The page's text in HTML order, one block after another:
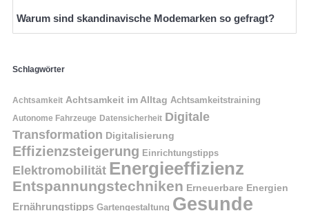
Warum sind skandinavische Modemarken so gefragt?
Schlagwörter
Achtsamkeit Achtsamkeit im Alltag Achtsamkeitstraining
Autonome Fahrzeuge Datensicherheit Digitale
Transformation Digitalisierung
Effizienzsteigerung Einrichtungstipps
Elektromobilität Energieeffizienz
Entspannungstechniken Erneuerbare Energien
Ernährungstipps Gartengestaltung Gesunde